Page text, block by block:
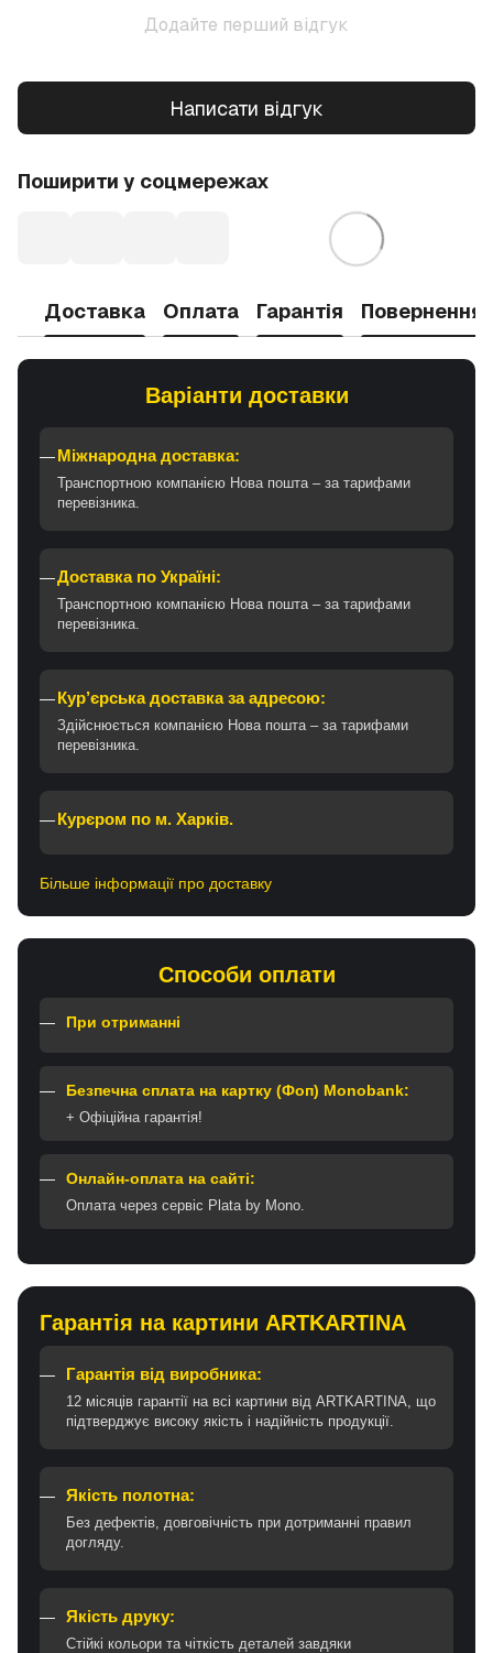
Додайте перший відгук
Написати відгук
Поширити у соцмережах
Доставка Оплата Гарантія Повернення
Варіанти доставки
Міжнародна доставка:
Транспортною компанією Нова пошта – за тарифами
перевізника.
Доставка по Україні:
Транспортною компанією Нова пошта – за тарифами
перевізника.
Кур’єрська доставка за адресою:
Здійснюється компанією Нова пошта – за тарифами
перевізника.
Курєром по м. Харків.
Більше інформації про доставку
Способи оплати
При отриманні
Безпечна сплата на картку (Фоп) Monobank:
+ Офіційна гарантія!
Онлайн-оплата на сайті:
Оплата через сервіс Plata by Mono.
Гарантія на картини ARTKARTINA
Гарантія від виробника:
12 місяців гарантії на всі картини від ARTKARTINA, що
підтверджує високу якість і надійність продукції.
Якість полотна:
Без дефектів, довговічність при дотриманні правил
догляду.
Якість друку:
Стійкі кольори та чіткість деталей завдяки